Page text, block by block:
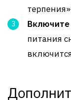
Включите
питания